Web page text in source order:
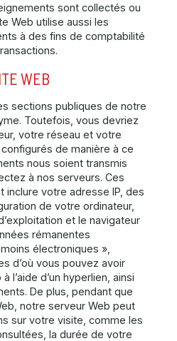
sont collectés ou
Web utilise aussi les
à des fins de comptabilité
WEB
sections publiques de notre
Toutefois, vous devriez
votre réseau et votre
de manière à ce
nous soient transmis
à nos serveurs. Ces
inclure votre adresse IP, des
de votre ordinateur,
et le navigateur
rémanentes
électroniques »,
d’où vous pouvez avoir
l’aide d’un hyperlien, ainsi
De plus, pendant que
notre serveur Web peut
sur votre visite, comme les
la durée de votre